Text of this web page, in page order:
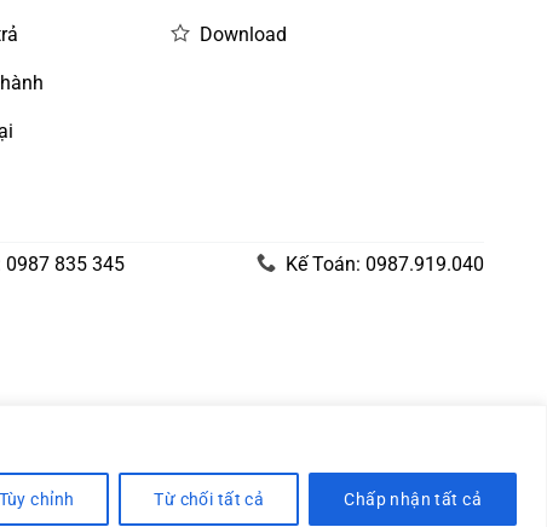
Tùy chỉnh Từ chối tất cả Chấp nhận tất cả
Download
0987 835 345 Kế Toán: 0987.919.040
Visa Stripe MasterCardCash